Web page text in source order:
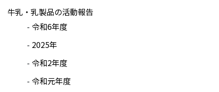
牛乳・乳製品の活動報告
令和6年度
2025年
令和2年度
令和元年度